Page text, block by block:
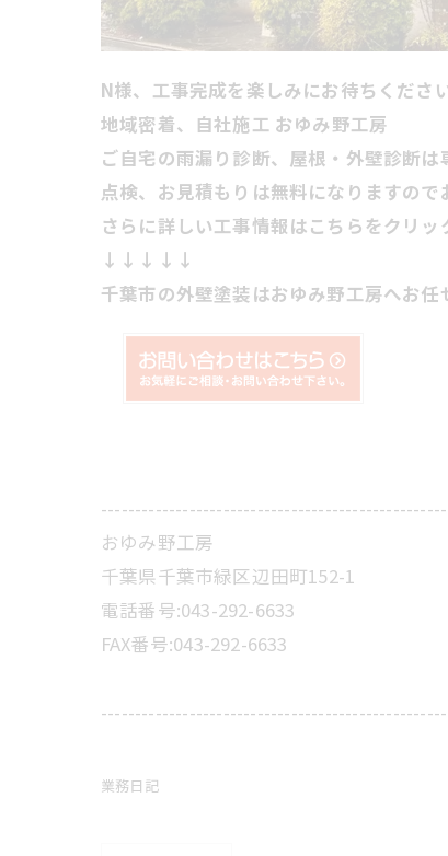
N様、工事完成を楽しみにお待ちくださ
地域密着、自社施工 おゆみ野工房
ご自宅の雨漏り診断、屋根・外壁診断
点検、お見積もりは無料になりますので
さらに詳しい工事情報はこちらをクリッ
↓↓↓↓↓
千葉市の外壁塗装はおゆみ野工房へお任
おゆみ野工房
千葉県千葉市緑区辺田町152-1
電話番号:043-292-6633
FAX番号:043-292-6633
業務日記